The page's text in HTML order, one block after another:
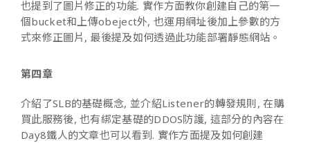
也提到了圖片修正的功能. 實作方面教你創建自己的第一
個bucket和上傳obeject外, 也運用網址後加上參數的方
式來修正圖片, 最後提及如何透過此功能部署靜態網站。
第四章
介紹了SLB的基礎概念, 並介紹Listener的轉發規則, 在購
買此服務後, 也有綁定基礎的DDOS防護, 這部分的內容在
Day8鐵人的文章也可以看到. 實作方面提及如何創建